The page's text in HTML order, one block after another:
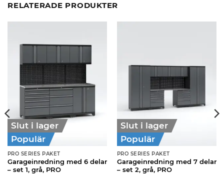
RELATERADE PRODUKTER
Slut i lager
Populär
PRO SERIES PAKET
Garageinredning med 6 delar
– set 1, grå, PRO
Slut i lager
Populär
PRO SERIES PAKET
Garageinredning med 7 delar
– set 2, grå, PRO